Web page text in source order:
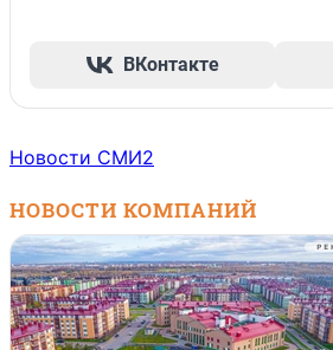
ВКонтакте
Новости СМИ2
НОВОСТИ КОМПАНИЙ